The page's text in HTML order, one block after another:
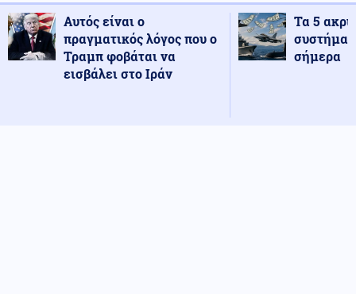
Αυτός είναι ο
πραγματικός λόγος που ο
Τραμπ φοβάται να
εισβάλει στο Ιράν
Τα 5
σήμερα